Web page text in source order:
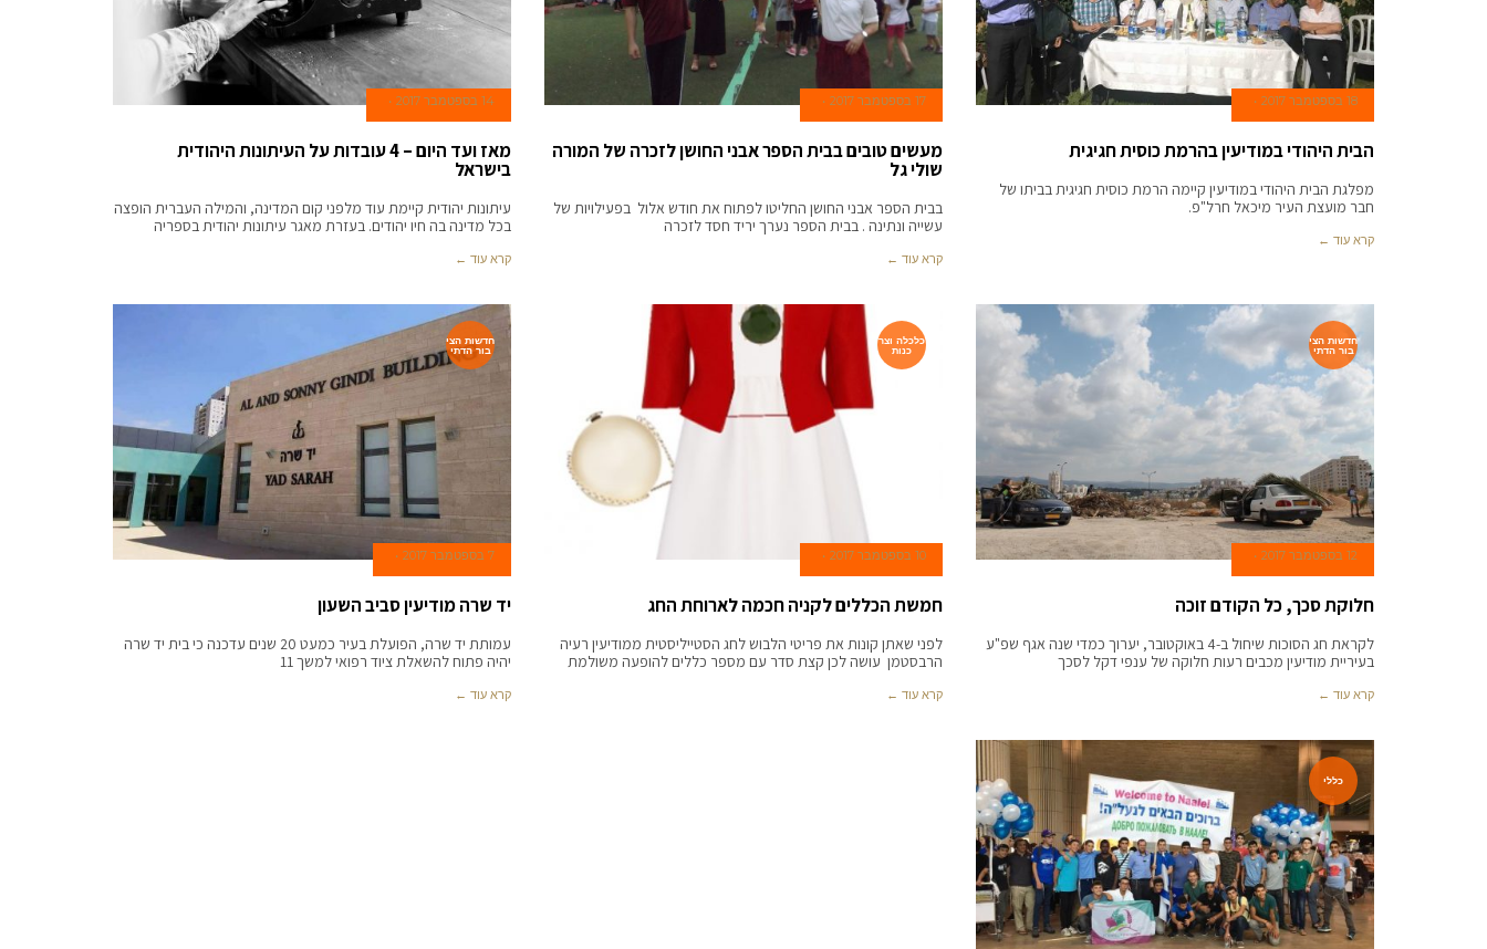
18 בספטמבר 2017
הבית היהודי במודיעין בהרמת כוסית חגיגית
מפלגת הבית היהודי במודיעין קיימה הרמת כוסית חגיגית בביתו של
חבר מועצת העיר מיכאל חרל"פ.
קרא עוד ←
17 בספטמבר 2017
מעשים טובים בבית הספר אבני החושן לזכרה של המורה
שולי גל
בבית הספר אבני החושן החליטו לפתוח את חודש אלול בפעילויות של
עשייה ונתינה . בבית הספר נערך יריד חסד לזכרה
קרא עוד ←
14 בספטמבר 2017
מאז ועד היום – 4 עובדות על העיתונות היהודית
בישראל
עיתונות יהודית קיימת עוד מלפני קום המדינה, והמילה העברית הופצה
בכל מדינה בה חיו יהודים. בעזרת מאגר עיתונות יהודית בספריה
קרא עוד ←
חדשות הצי
בור הדתי
12 בספטמבר 2017
חלוקת סכך, כל הקודם זוכה
לקראת חג הסוכות שיחול ב-4 באוקטובר, יערוך כמדי שנה אגף שפ"ע
בעיריית מודיעין מכבים רעות חלוקה של ענפי דקל לסכך
קרא עוד ←
כלכלה וצר
כנות
10 בספטמבר 2017
חמשת הכללים לקניה חכמה לארוחת החג
לפני שאתן קונות את פריטי הלבוש לחג הסטייליסטית ממודיעין רעיה
הרבסטמן עושה לכן קצת סדר עם מספר כללים להופעה משולמת
קרא עוד ←
חדשות הצי
בור הדתי
7 בספטמבר 2017
יד שרה מודיעין סביב השעון
עמותת יד שרה, הפועלת בעיר כמעט 20 שנים עדכנה כי בית יד שרה
יהיה פתוח להשאלת ציוד רפואי למשך 11
קרא עוד ←
כללי